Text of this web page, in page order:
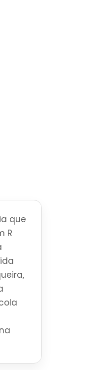
que
R